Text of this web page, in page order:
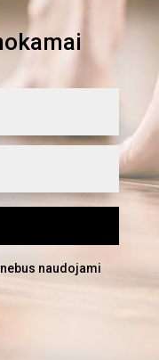
naudojami